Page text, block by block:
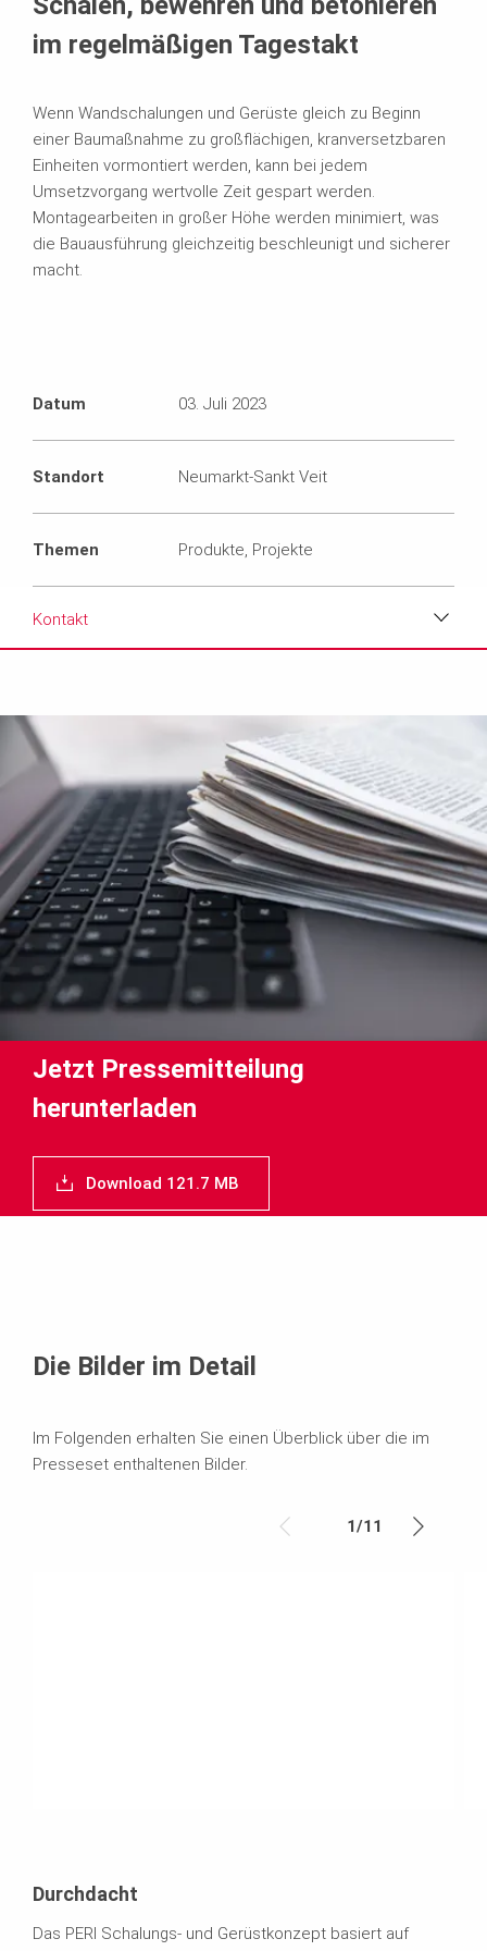
im regelmäßigen Tagestakt
Wenn Wandschalungen und Gerüste gleich zu Beginn
einer Baumaßnahme zu großflächigen, kranversetzbaren
Einheiten vormontiert werden, kann bei jedem
Umsetzvorgang wertvolle Zeit gespart werden.
Montagearbeiten in großer Höhe werden minimiert, was
die Bauausführung gleichzeitig beschleunigt und sicherer
macht.
Datum 03. Juli 2023
Standort Neumarkt-Sankt Veit
Themen Produkte, Projekte
Kontakt
Medien
Text
Kontakt
Newsletter
Jetzt Pressemitteilung
herunterladen
Download 121.7 MB
Die Bilder im Detail
Im Folgenden erhalten Sie einen Überblick über die im
Presseset enthaltenen Bilder.
1/11
Durchdacht
Das PERI Schalungs- und Gerüstkonzept basiert auf